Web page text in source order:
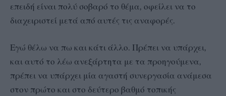
επειδή είναι πολύ σοβαρό το θέμα, οφείλει να το
διαχειριστεί μετά από αυτές τις αναφορές.
Εγώ θέλω να πω και κάτι άλλο. Πρέπει να υπάρχει,
και αυτό το λέω ανεξάρτητα με τα προηγούμενα,
πρέπει να υπάρχει μία αγαστή συνεργασία ανάμεσα
στον πρώτο και στο δεύτερο βαθμό τοπικής